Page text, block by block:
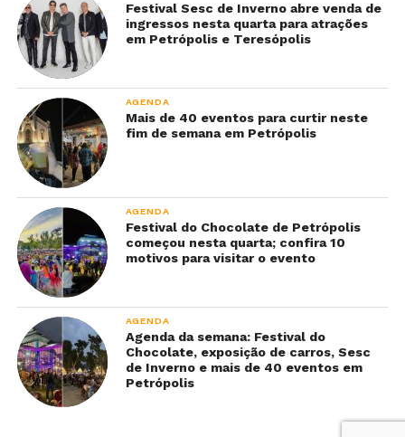
Festival Sesc de Inverno abre venda de
ingressos nesta quarta para atrações
em Petrópolis e Teresópolis
AGENDA
Mais de 40 eventos para curtir neste
fim de semana em Petrópolis
AGENDA
Festival do Chocolate de Petrópolis
começou nesta quarta; confira 10
motivos para visitar o evento
AGENDA
Agenda da semana: Festival do
Chocolate, exposição de carros, Sesc
de Inverno e mais de 40 eventos em
Petrópolis